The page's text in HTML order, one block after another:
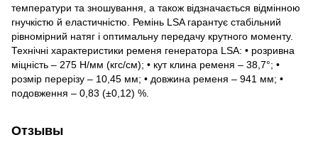
температури та зношування, а також відзначається відмінною
гнучкістю й еластичністю. Ремінь LSA гарантує стабільний
рівномірний натяг і оптимальну передачу крутного моменту.
Технічні характеристики ременя генератора LSA: • розривна
міцність – 275 Н/мм (кгс/см); • кут клина ременя – 38,7°; •
розмір перерізу – 10,45 мм; • довжина ременя – 941 мм; •
подовження – 0,83 (±0,12) %.
Отзывы